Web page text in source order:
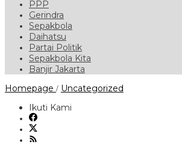
PPP
Gerindra
Sepakbola
Daihatsu
Partai Politik
Sepakbola Kita
Banjir Jakarta
Homepage / Uncategorized
Ikuti Kami